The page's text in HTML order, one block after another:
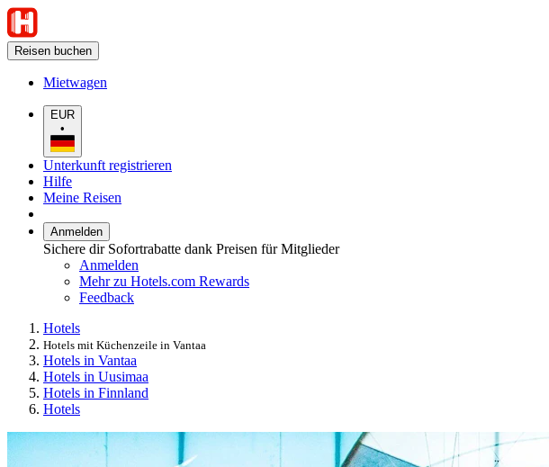
Reisen buchen
Mietwagen
EUR
•
Unterkunft registrieren
Hilfe
Meine Reisen
Anmelden
Sichere dir Sofortrabatte dank Preisen für Mitglieder
Anmelden
Mehr zu Hotels.com Rewards
Feedback
Hotels
Hotels mit Küchenzeile in Vantaa
Hotels in Vantaa
Hotels in Uusimaa
Hotels in Finnland
Hotels